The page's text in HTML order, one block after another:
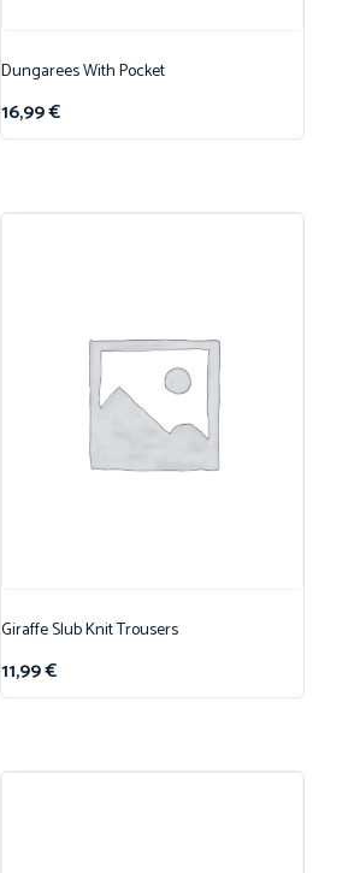
Dungarees With Pocket
16,99€
Giraffe Slub Knit Trousers
11,99€